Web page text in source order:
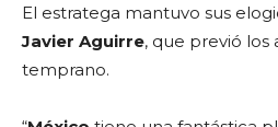
El estratega mantuvo sus
Javier Aguirre, que previó los
temprano.